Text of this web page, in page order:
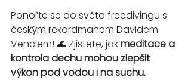
Ponořte se do světa freedivingu s
českým rekordmanem Davidem
Venclem! 🌊 Zjistěte, jak meditace a
kontrola dechu mohou zlepšit
výkon pod vodou i na suchu.